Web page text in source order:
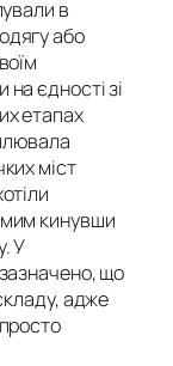
в
або
єдності зі
етапах
міст
кинувши
У
що
адже